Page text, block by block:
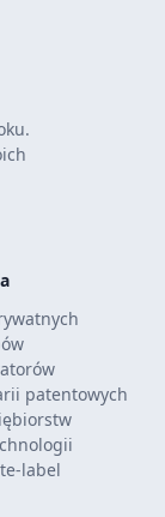
patentowych
label